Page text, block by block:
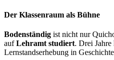
Der Klassenraum als Bühne
Bodenständig ist nicht nur
aufLehramt studiert. Drei Jahre
Lernstandserhebung in